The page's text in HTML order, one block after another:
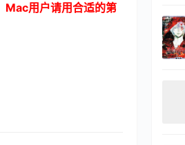
Mac用户请用合适的第